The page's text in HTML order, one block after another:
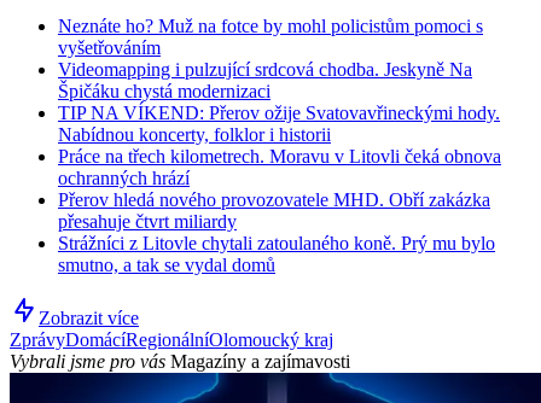
Neznáte ho? Muž na fotce by mohl policistům pomoci s
vyšetřováním
Videomapping i pulzující srdcová chodba. Jeskyně Na
Špičáku chystá modernizaci
TIP NA VÍKEND: Přerov ožije Svatovavřineckými hody.
Nabídnou koncerty, folklor i historii
Práce na třech kilometrech. Moravu v Litovli čeká obnova
ochranných hrází
Přerov hledá nového provozovatele MHD. Obří zakázka
přesahuje čtvrt miliardy
Strážníci z Litovle chytali zatoulaného koně. Prý mu bylo
smutno, a tak se vydal domů
Zobrazit více
ZprávyDomácíRegionálníOlomoucký kraj
Vybrali jsme pro vás Magazíny a zajímavosti